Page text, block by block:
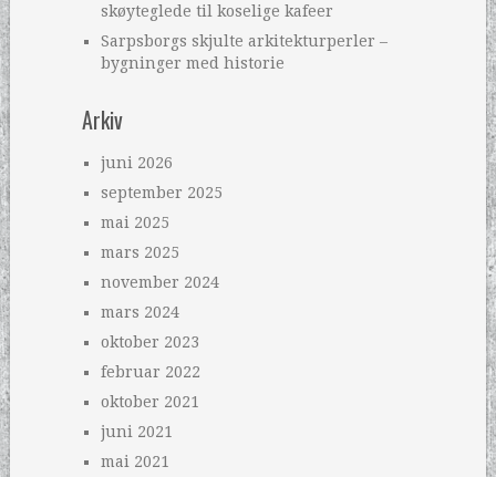
skøyteglede til koselige kafeer
Sarpsborgs skjulte arkitekturperler –
bygninger med historie
Arkiv
juni 2026
september 2025
mai 2025
mars 2025
november 2024
mars 2024
oktober 2023
februar 2022
oktober 2021
juni 2021
mai 2021